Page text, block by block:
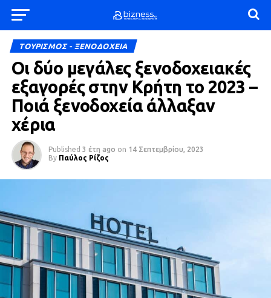
ΤΟΥΡΙΣΜΟΣ - ΞΕΝΟΔΟΧΕΙΑ
Οι δύο μεγάλες ξενοδοχειακές
εξαγορές στην Κρήτη το 2023 –
Ποιά ξενοδοχεία άλλαξαν
χέρια
Published 3 έτη ago on 14 Σεπτεμβρίου, 2023
By Παύλος Ρίζος